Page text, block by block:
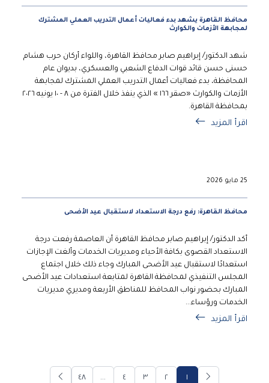
محافظ القاهرة يشهد بدء فعاليات أعمال التدريب العملي المشترك
لمجابهة الأزمات والكوارث
شهد الدكتور/ إبراهيم صابر محافظ القاهرة، واللواء أركان حرب هشام
حسنى حسن قائد قوات الدفاع الشعبي والعسكري، بديوان عام
المحافظة، بدء فعاليات أعمال التدريب العملي المشترك لمجابهة
الأزمات والكوارث «صقر ١٦٦ » الذي ينفذ خلال الفترة من ٨ - ١٠ يونيه ٢٠٢٦
بمحافظة القاهرة.
اقرأ المزيد
25 مايو 2026
محافظ القاهرة: رفع درجة الاستعداد لاستقبال عيد الأضحى
أكد الدكتور/ إبراهيم صابر محافظ القاهرة أن العاصمة رفعت درجة
الاستعداد القصوى بكافة الأحياء ومديريات الخدمات وألغت الإجازات
استعدادًا لاستقبال عيد الأضحى المبارك وجاء ذلك خلال اجتماع
المجلس التنفيذي لمحافظة القاهرة لمتابعة استعدادات عيد الأضحى
المبارك بحضور نواب المحافظ للمناطق الأربعة ومديري مديريات
الخدمات ورؤساء...
اقرأ المزيد
١ ٢ ٣ ٤ ... ٤٨